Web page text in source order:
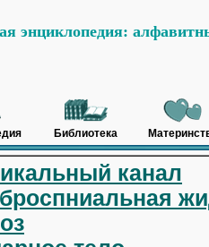
энциклопедия:
Библиотека
канал